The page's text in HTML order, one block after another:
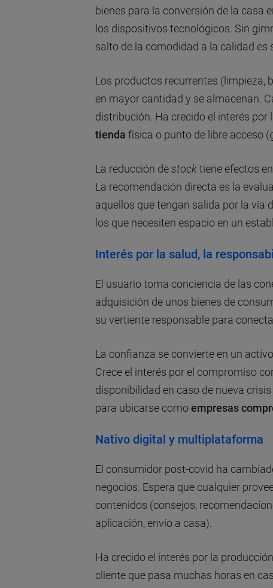
bienes para la conversión de la casa
los dispositivos tecnológicos. Sin
salto de la comodidad a la calidad es
Los productos recurrentes (limpieza,
en mayor cantidad y se almacenan.
distribución. Ha crecido el interés por
tienda física o punto de libre acceso
La reducción destocktiene efectos
La recomendación directa es la
aquellos que tengan salida por la vía
los que necesiten espacio en un
Interés por la salud, la
El usuario toma conciencia de las
adquisición de unos bienes de
su vertiente responsable para
La confianza se convierte en un
Crece el interés por el compromiso
disponibilidad en caso de nueva
para ubicarse comoempresas
Nativo digital y multiplataforma
El consumidor post-covid ha
negocios. Espera que cualquier
contenidos (consejos,
aplicación, envío a casa).
Ha crecido el interés por la
cliente que pasa muchas horas en